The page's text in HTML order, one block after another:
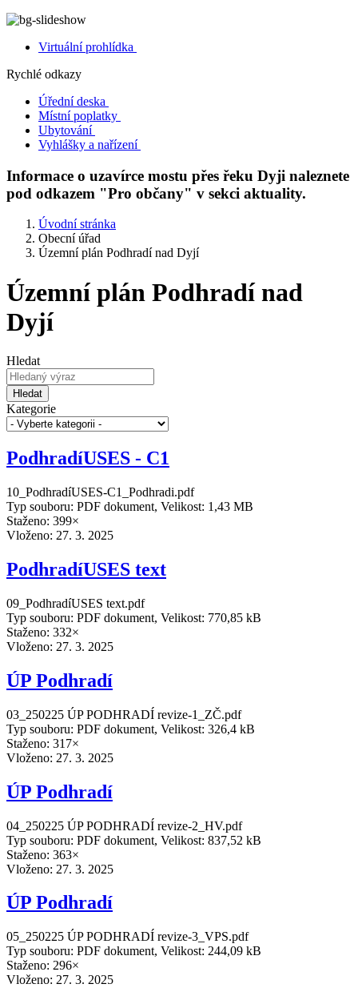
Virtuální prohlídka
Rychlé odkazy
Úřední deska
Místní poplatky
Ubytování
Vyhlášky a nařízení
Informace o uzavírce mostu přes řeku Dyji naleznete
pod odkazem "Pro občany" v sekci aktuality.
Úvodní stránka
Obecní úřad
Územní plán Podhradí nad Dyjí
Územní plán Podhradí nad
Dyjí
Hledat
Hledat
Kategorie
PodhradíUSES - C1
10_PodhradíUSES-C1_Podhradi.pdf
Typ souboru: PDF dokument, Velikost: 1,43 MB
Staženo: 399×
Vloženo: 27. 3. 2025
PodhradíUSES text
09_PodhradíUSES text.pdf
Typ souboru: PDF dokument, Velikost: 770,85 kB
Staženo: 332×
Vloženo: 27. 3. 2025
ÚP Podhradí
03_250225 ÚP PODHRADÍ revize-1_ZČ.pdf
Typ souboru: PDF dokument, Velikost: 326,4 kB
Staženo: 317×
Vloženo: 27. 3. 2025
ÚP Podhradí
04_250225 ÚP PODHRADÍ revize-2_HV.pdf
Typ souboru: PDF dokument, Velikost: 837,52 kB
Staženo: 363×
Vloženo: 27. 3. 2025
ÚP Podhradí
05_250225 ÚP PODHRADÍ revize-3_VPS.pdf
Typ souboru: PDF dokument, Velikost: 244,09 kB
Staženo: 296×
Vloženo: 27. 3. 2025